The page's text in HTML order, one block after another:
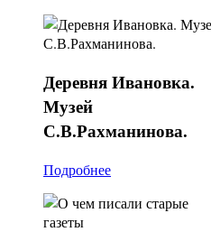
ДеревняИвановка.
Музей
С.В.Рахманинова.
Подробнее